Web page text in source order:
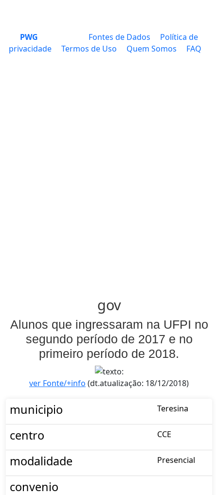
PWG Fontes de Dados
Política de
privacidade
Termos de Uso Quem Somos FAQ
gov
Alunos que ingressaram na UFPI no
segundo período de 2017 e no
primeiro período de 2018.
ver Fonte/+info (dt.atualização: 18/12/2018)
municipio Teresina
centro CCE
modalidade Presencial
convenio